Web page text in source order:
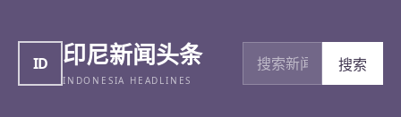
ID 印尼新闻头条
INDONESIA HEADLINES
搜索新闻
搜索